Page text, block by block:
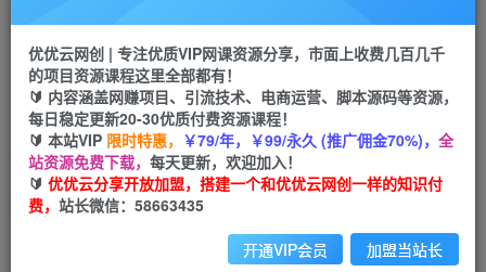
云币9.9云币99
会员免费
立即购买
您当前未登录！建议登陆后购买，可保存购买订单
优优云网创 | 专注优质VIP网课资源分享，市面上收费几百几千
的项目资源课程这里全部都有！
🔰 内容涵盖网赚项目、引流技术、电商运营、脚本源码等资源，
每日稳定更新20-30优质付费资源课程！
🔰 本站VIP 限时特惠， ￥79/年，￥99/永久 (推广佣金70%)， 全
站资源免费下载， 每天更新，欢迎加入！
🔰 优优云分享开放加盟，搭建一个和优优云网创一样的知识付
费， 站长微信：58663435
开通VIP会员 加盟当站长